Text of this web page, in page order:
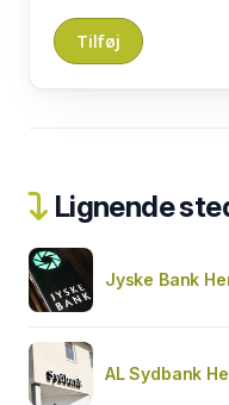
Lignende
Jyske Bank
AL Sydbank